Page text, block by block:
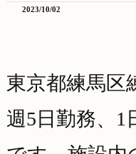
2023/10/02
東京都練馬区
週5日勤務、1